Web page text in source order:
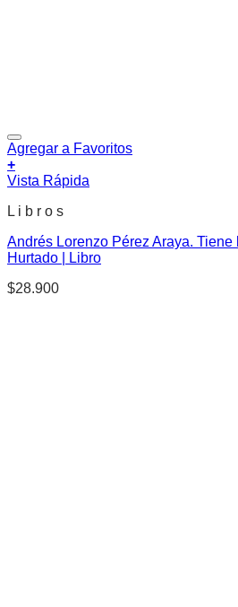
Agregar a Favoritos
+
Vista Rápida
L i b r o s
Andrés Lorenzo Pérez Araya. Tiene
Hurtado | Libro
$28.900